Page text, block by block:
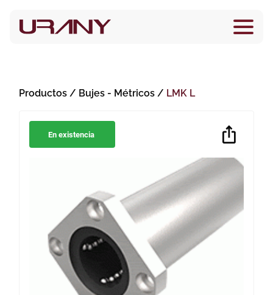
Productos / Bujes - Métricos / LMK L
En existencia